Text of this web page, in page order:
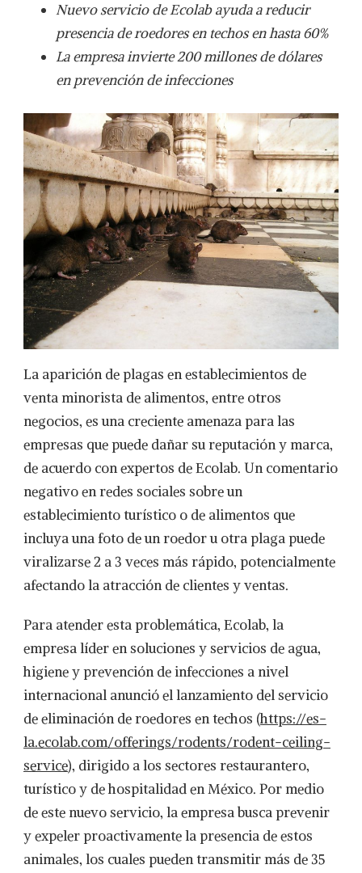
Nuevo servicio de Ecolab ayuda a reducir
presencia de roedores en techos en hasta 60%
La empresa invierte 200 millones de dólares
en prevención de infecciones
La aparición de plagas en establecimientos de
venta minorista de alimentos, entre otros
negocios, es una creciente amenaza para las
empresas que puede dañar su reputación y marca,
de acuerdo con expertos de Ecolab. Un comentario
negativo en redes sociales sobre un
establecimiento turístico o de alimentos que
incluya una foto de un roedor u otra plaga puede
viralizarse 2 a 3 veces más rápido, potencialmente
afectando la atracción de clientes y ventas.
Para atender esta problemática, Ecolab, la
empresa líder en soluciones y servicios de agua,
higiene y prevención de infecciones a nivel
internacional anunció el lanzamiento del servicio
de eliminación de roedores en techos (https://es-
la.ecolab.com/offerings/rodents/rodent-ceiling-
service), dirigido a los sectores restaurantero,
turístico y de hospitalidad en México. Por medio
de este nuevo servicio, la empresa busca prevenir
y expeler proactivamente la presencia de estos
animales, los cuales pueden transmitir más de 35